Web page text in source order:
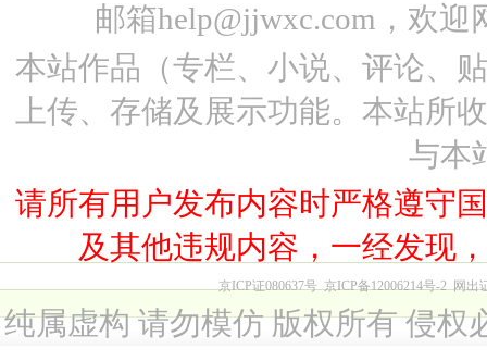
邮箱help@jjwxc.com，欢
本站作品（专栏、小说、评论、
上传、存储及展示功能。本站所
与本
请所有用户发布内容时严格遵守
及其他违规内容，一经发现
京ICP证080637号 京ICP备12006214号-2 网出
纯属虚构 请勿模仿 版权所有 侵权